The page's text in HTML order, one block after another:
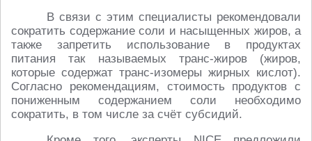
В связи с этим специалисты рекомендовали
сократить содержание соли и насыщенных жиров, а
также запретить использование в продуктах
питания так называемых транс-жиров (жиров,
которые содержат транс-изомеры жирных кислот).
Согласно рекомендациям, стоимость продуктов с
пониженным содержанием соли необходимо
сократить, в том числе за счёт субсидий.